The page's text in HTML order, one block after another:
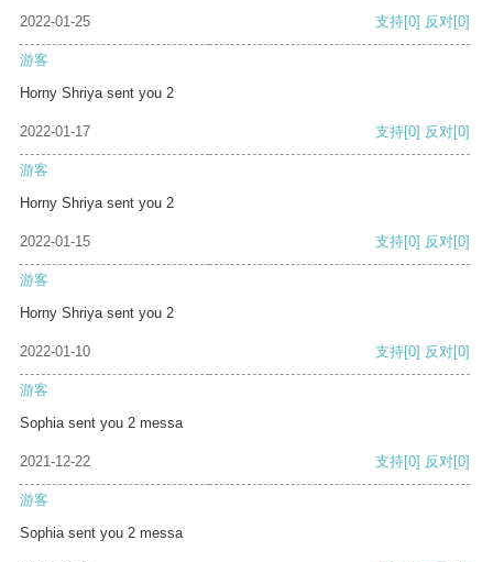
2022-01-25 支持[0] 反对[0]
游客
Horny Shriya sent you 2
2022-01-17 支持[0] 反对[0]
游客
Horny Shriya sent you 2
2022-01-15 支持[0] 反对[0]
游客
Horny Shriya sent you 2
2022-01-10 支持[0] 反对[0]
游客
Sophia sent you 2 messa
2021-12-22 支持[0] 反对[0]
游客
Sophia sent you 2 messa